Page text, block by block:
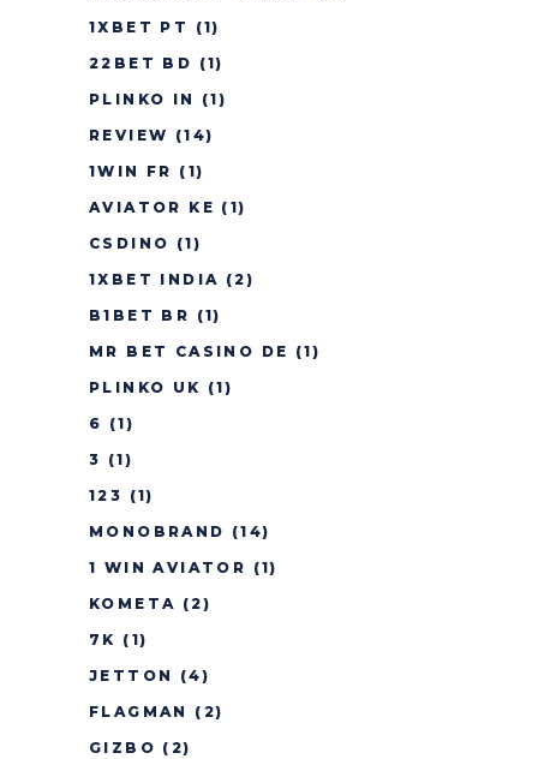
1XBET PT
(1)
22BET BD (1)
PLINKO IN
(1)
REVIEW (14)
1WIN FR (1)
AVIATOR KE (1)
CSDINO (1)
1XBET INDIA (2)
B1BET BR (1)
MR BET CASINO DE (1)
PLINKO UK (1)
6 (1)
3 (1)
123 (1)
MONOBRAND (14)
1 WIN AVIATOR (1)
KOMETA (2)
7K (1)
JETTON
(4)
FLAGMAN
(2)
GIZBO (2)